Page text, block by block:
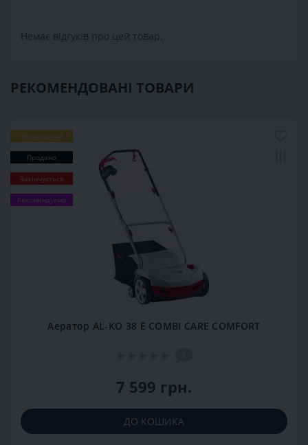
Немає відгуків про цей товар.
РЕКОМЕНДОВАНІ ТОВАРИ
Популярний
Продано
Закінчується
Рекомендуємо
Аератор AL-KO 38 E COMBI CARE COMFORT
7 599 грн.
ДО КОШИКА